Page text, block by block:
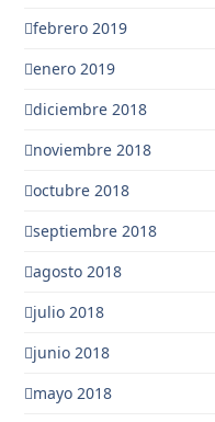
febrero 2019
enero 2019
diciembre 2018
noviembre 2018
octubre 2018
septiembre 2018
agosto 2018
julio 2018
junio 2018
mayo 2018